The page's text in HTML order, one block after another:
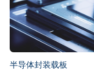
半导体封装载板